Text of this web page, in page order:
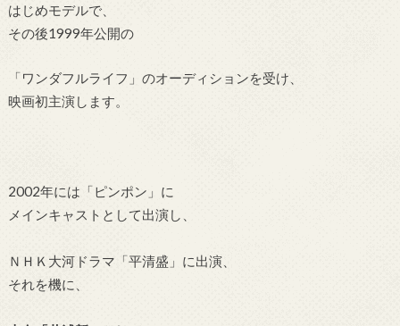
はじめモデルで、
その後1999年公開の
「ワンダフルライフ」のオーディションを受け、
映画初主演します。
2002年には「ピンポン」に
メインキャストとして出演し、
ＮＨＫ大河ドラマ「平清盛」に出演、
それを機に、